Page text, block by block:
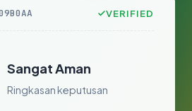
VERIFIED
Sangat Aman
Ringkasan keputusan